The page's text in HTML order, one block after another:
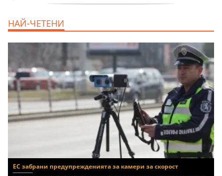
НАЙ-ЧЕТЕНИ
ЕС забрани предупрежденията за камери за скорост